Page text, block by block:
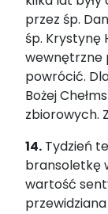
przez śp.
śp. Krystynę
wewnętrzne
powrócić.
Bożej
zbiorowych.
14. Tydzień
bransoletkę
wartość